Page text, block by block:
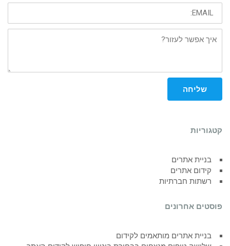
EMAIL:
איך
אפשר
שליחה
קטגוריות
בניית אתרים
קידום אתרים
רשתות חברתיות
פוסטים אחרונים
בניית אתרים מותאמים לקידום